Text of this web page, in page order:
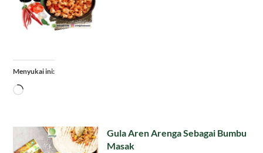
Menyukai ini:
Memuat...
Gula Aren Arenga Sebagai Bumbu
Masak